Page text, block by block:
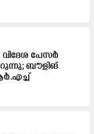
വിദേശ പേസർ
ബൗളിങ്